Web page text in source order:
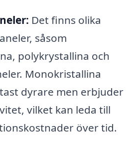
Det finns olika
såsom
polykrystallina och
Monokristallina
dyrare men erbjuder
vilket kan leda till
över tid.